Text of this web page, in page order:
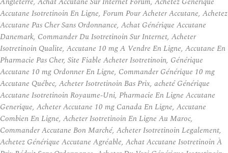
Accutane Isotretinoin En Ligne, Forum Pour Acheter Accutane, Achetez
Accutane Pas Cher Sans Ordonnance, Achat Générique Accutane
Danemark, Commander Du Isotretinoin Sur Internet, Acheter
Isotretinoin Qualite, Accutane 10 mg A Vendre En Ligne, Accutane En
Pharmacie Pas Cher, Site Fiable Acheter Isotretinoin, Générique
Accutane 10 mg Ordonner En Ligne, Commander Générique 10 mg
Accutane Québec, Acheter Isotretinoin Bas Prix, acheté Générique
Accutane Isotretinoin Royaume-Uni, Pharmacie En Ligne Accutane
Generique, Acheter Accutane 10 mg Canada En Ligne, Accutane
Combien En Ligne, Acheter Isotretinoin En Ligne Au Maroc,
Commander Accutane Bon Marché, Acheter Isotretinoin Legalement,
Achetez Générique Accutane Agréable, Achat Accutane Isotretinoin À